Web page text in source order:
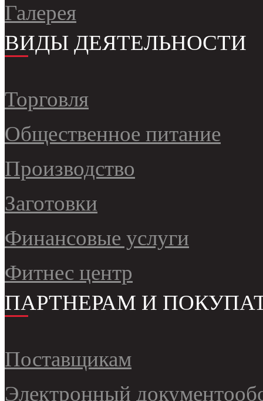
Галерея
ВИДЫ ДЕЯТЕЛЬНОСТИ
Торговля
Общественное питание
Производство
Заготовки
Финансовые услуги
Фитнес центр
ПАРТНЕРАМ И
Поставщикам
Электронный